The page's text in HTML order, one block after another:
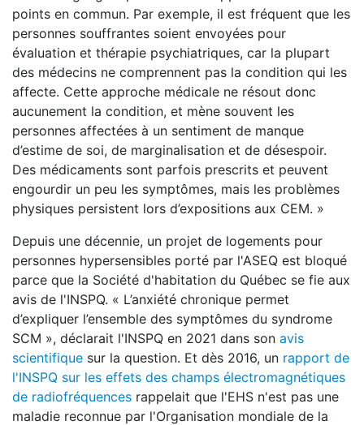
points en commun. Par exemple, il est fréquent que les
personnes souffrantes soient envoyées pour
évaluation et thérapie psychiatriques, car la plupart
des médecins ne comprennent pas la condition qui les
affecte. Cette approche médicale ne résout donc
aucunement la condition, et mène souvent les
personnes affectées à un sentiment de manque
d’estime de soi, de marginalisation et de désespoir.
Des médicaments sont parfois prescrits et peuvent
engourdir un peu les symptômes, mais les problèmes
physiques persistent lors d’expositions aux CEM. »
Depuis une décennie, un projet de logements pour
personnes hypersensibles porté par l'ASEQ est bloqué
parce que la Société d'habitation du Québec se fie aux
avis de l'INSPQ. « L’anxiété chronique permet
d’expliquer l’ensemble des symptômes du syndrome
SCM », déclarait l'INSPQ en 2021 dans son avis
scientifique sur la question. Et dès 2016, un rapport de
l'INSPQ sur les effets des champs électromagnétiques
de radiofréquences rappelait que l'EHS n'est pas une
maladie reconnue par l'Organisation mondiale de la